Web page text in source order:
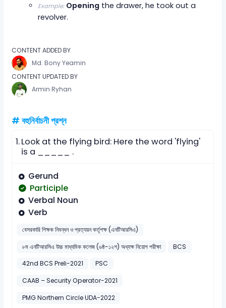
Example: Openingthe drawer, he took out a
revolver.
CONTENT ADDED BY
Md. Bony Yeamin
CONTENT UPDATED BY
Armin Ryhan
# বহুনির্বাচনী প্রশ্ন
1.Look at the flying bird: Here the word 'flying'
is a _____ .
Gerund
Participle
Verbal Noun
Verb
বেসরকারি শিক্ষক নিবন্ধন ও প্রত্যয়ন কর্তৃপক্ষ (এনটিআরসিএ)
৮ম এনটিআরসিএ উচ্চ মাধ্যমিক কলেজ (৬ষ্ঠ-১২শ) অধ্যক্ষ নিয়োগ পরীক্ষা
BCS
42nd BCS Preli-2021
PSC
CAAB – Security Operator-2021
PMG Northern Circle UDA-2022